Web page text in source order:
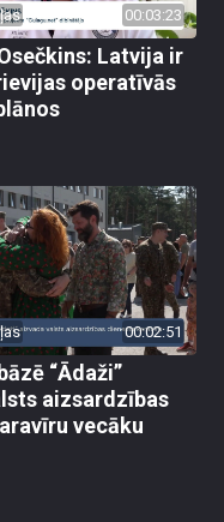
00:03:23
Latvija ir
operatīvās
00:02:51
“Ādaži”
aizsardzības
vecāku